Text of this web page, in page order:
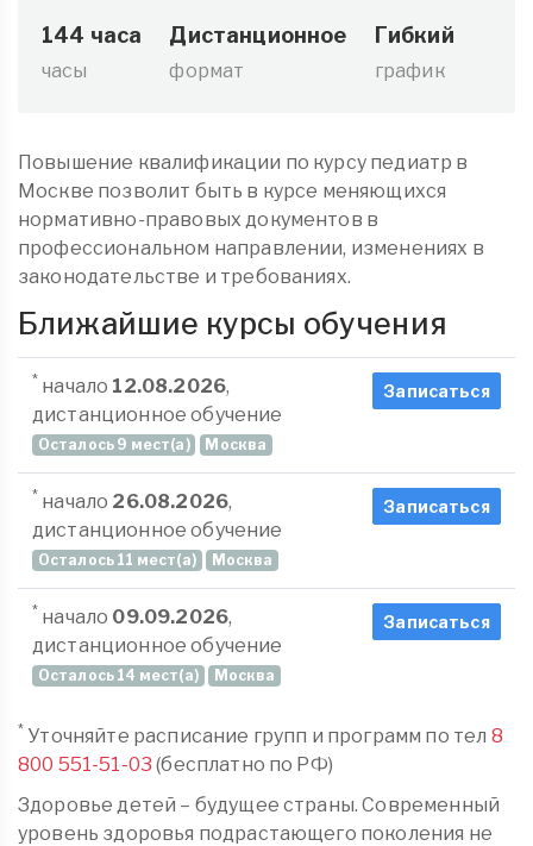
144 часа
часы
Дистанционное
формат
Гибкий
график
Повышение квалификации по курсу педиатр в
Москве позволит быть в курсе меняющихся
нормативно-правовых документов в
профессиональном направлении, изменениях в
законодательстве и требованиях.
Ближайшие курсы обучения
* начало 12.08.2026,
дистанционное обучение
Осталось 9 мест(а) Москва
Записаться
* начало 26.08.2026,
дистанционное обучение
Осталось 11 мест(а) Москва
Записаться
* начало 09.09.2026,
дистанционное обучение
Осталось 14 мест(а) Москва
Записаться
* Уточняйте расписание групп и программ по тел 8
800 551-51-03 (бесплатно по РФ)
Здоровье детей – будущее страны. Современный
уровень здоровья подрастающего поколения не